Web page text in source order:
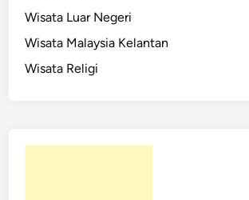
Wisata Luar Negeri
Wisata Malaysia Kelantan
Wisata Religi